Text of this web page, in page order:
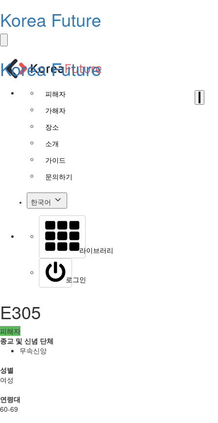
Korea Future
Korea Future
피해자
가해자
장소
소개
가이드
문의하기
한국어
라이브러리
로그인
E305
피해자
종교 및 신념 단체
무속신앙
성별
여성
연령대
60-69